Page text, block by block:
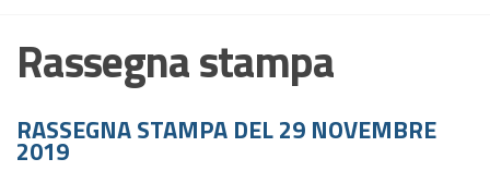
Rassegna stampa
RASSEGNA STAMPA DEL 29 NOVEMBRE
2019